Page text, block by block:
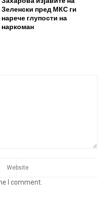
Зеленски пред МКС ги
нарече глупости на
наркоман
I comment.